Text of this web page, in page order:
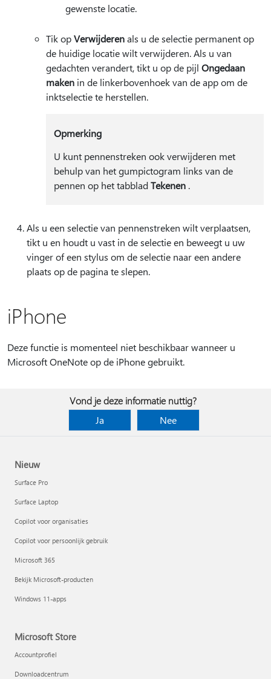
gewenste locatie.
Tik opVerwijderenals u de selectie permanent op
de huidige locatie wilt verwijderen. Als u van
gedachten verandert, tikt u op de pijl Ongedaan
maken in de linkerbovenhoek van de app om de
inktselectie te herstellen.
Opmerking
U kunt pennenstreken ook verwijderen met
behulp van het gumpictogram links van de
pennen op het tabbladTekenen.
Als u een selectie van pennenstreken wilt verplaatsen,
tikt u en houdt u vast in de selectie en beweegt u uw
vinger of een stylus om de selectie naar een andere
plaats op de pagina te slepen.
iPhone
Deze functie is momenteel niet beschikbaar wanneer u
Microsoft OneNote op de iPhone gebruikt.
Vond je deze informatie nuttig?
Ja
Nee
Nieuw
Surface Pro
Surface Laptop
Copilot voor organisaties
Copilot voor persoonlijk gebruik
Microsoft 365
Bekijk Microsoft-producten
Windows 11-apps
Microsoft Store
Accountprofiel
Downloadcentrum